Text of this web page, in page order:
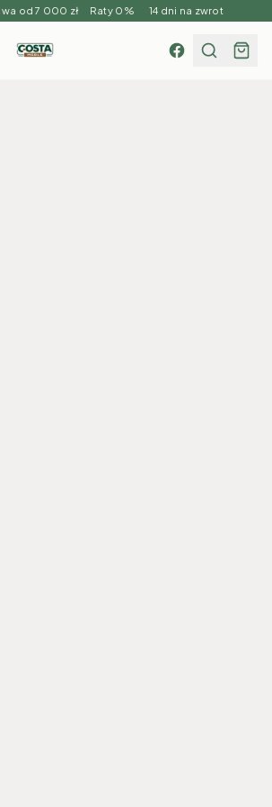
od 7 000 zł Raty 0% 14 dni na zwrot